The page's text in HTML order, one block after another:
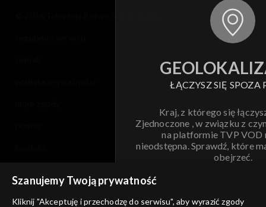
ŁĄCZYSZ SIĘ SPOZA
Kraj, z którego się
Zjednoczone , w związku z
na platformie TVP VOD
nieodstępna. Sprawdź, które
obejrzeć.
Szanujemy Twoją prywatność
Kliknij "Akceptuję i przechodzę do serwisu", aby wyrazić zgody